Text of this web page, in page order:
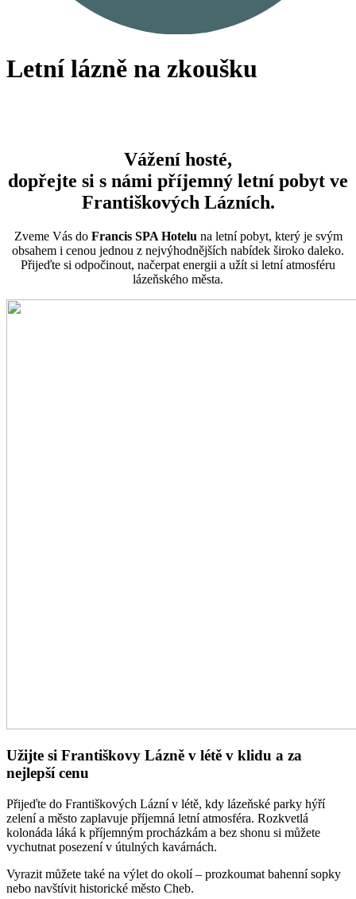
Letní lázně na zkoušku
Vážení hosté,
dopřejte si s námi příjemný letní pobyt ve
Františkových Lázních.
Zveme Vás do Francis SPA Hotelu na letní pobyt, který je svým
obsahem i cenou jednou z nejvýhodnějších nabídek široko daleko.
Přijeďte si odpočinout, načerpat energii a užít si letní atmosféru
lázeňského města.
Užijte si Františkovy Lázně v létě v klidu a za
nejlepší cenu
Přijeďte do Františkových Lázní v létě, kdy lázeňské parky hýří
zelení a město zaplavuje příjemná letní atmosféra. Rozkvetlá
kolonáda láká k příjemným procházkám a bez shonu si můžete
vychutnat posezení v útulných kavárnách.
Vyrazit můžete také na výlet do okolí – prozkoumat bahenní sopky
nebo navštívit historické město Cheb.